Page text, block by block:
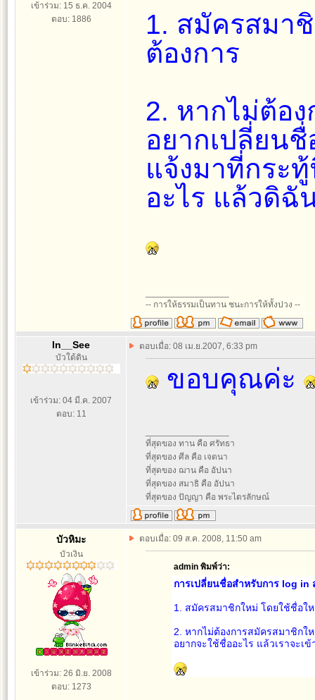
เข้าร่วม: 15 ธ.ค. 2004
ตอบ: 1886
1. สมัครสมา
ต้องการ
2. หากไม่ต้อ
อยากเปลี่ยน
แจ้งมาที่กระ
อะไร แล้วดิฉั
-- การให้ธรรมเป็นทาน ชนะการให้ทั้งปวง --
In__See
บัวใต้ดิน
เข้าร่วม: 04 มี.ค. 2007
ตอบ: 11
ตอบเมื่อ: 08 เม.ย.2007, 6:33 pm
ขอบคุณค่ะ
ที่สุดของ ทาน คือ ศรัทธา
ที่สุดของ ศีล คือ เจตนา
ที่สุดของ ฌาน คือ อัปนา
ที่สุดของ สมาธิ คือ อัปนา
ที่สุดของ ปัญญา คือ พระไตรลักษณ์
บัวหิมะ
บัวเงิน
เข้าร่วม: 26 มิ.ย. 2008
ตอบ: 1273
ตอบเมื่อ: 09 ส.ค. 2008, 11:50 am
admin พิมพ์ว่า:
การเปลี่ยนชื่อสำหรับการ log in
1. สมัครสมาชิกใหม่ โดยใช้ชื่อให
2. หากไม่ต้องการสมัครสมาชิกใ
อยากจะใช้ชื่ออะไร แล้วเราจะเ